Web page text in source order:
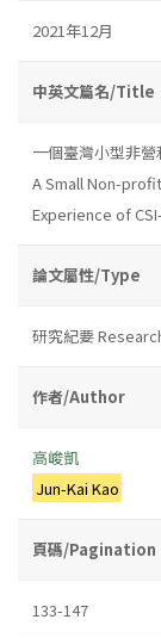
2021年12月
中英文篇名/Title
一個臺灣小型非營
A Small Non-
Experience of
論文屬性/Type
研究紀要
作者/Author
高峻凱
Jun-Kai Kao
頁碼/Pagination
133-147